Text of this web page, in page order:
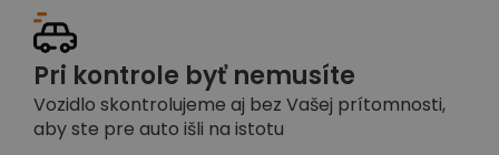
Pri kontrole byť nemusíte
Vozidlo skontrolujeme aj bez Vašej prítomnosti,
aby ste pre auto išli na istotu